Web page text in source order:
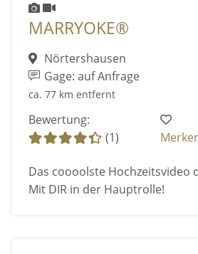
MARRYOKE®
Nörtershausen
Gage: auf Anfrage
ca. 77 km entfernt
Bewertung:
(1)
Das coooolste Hochzeitsvideo
Mit DIR in der Hauptrolle!